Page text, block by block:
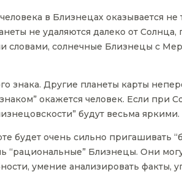
в Близнецах оказывается не
не удаляются далеко от Солнца,
словами, солнечные Близнецы с
знака. Другие планеты карты
окажется человек. Если при
будут весьма яркими.
будет очень сильно пригашивать
“рациональные” Близнецы. Они
умение анализировать факты,